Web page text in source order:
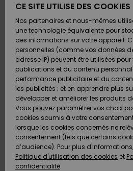
Chaussures
& Tongs
Surf
Snow
Nouveautés
Chaussures
& Tongs
Surf
Snow
Nouveautés
FEMME
A
Découvrir
Snow
SURF
Surf
Shop
Enfant
Highlights
Communauté
SNOW
Snow
Shop
Enfant
Snow
Shop
Femme
A
Découvrir
Communauté
OUTLET
Enfant
Outlet
Femme
AIDE &
CONTACT
Retours
Paiement
Carte
Cadeau
Quiksilver
Freedom
Protection
des
MAGASINS
CE SITE UTILISE DES COOKIES
Nos partenaires et nous-mêmes
une technologie équivalente pour
des informations sur votre appareil.
personnelles (comme vos données
adresse IP) peuvent être utilisées
publications et du contenu
performance publicitaire et du
les publicités ; et en apprendre plus
développer et améliorer les produits
Vous pouvez paramétrer vos choix
cookies soumis à votre
lorsque les cookies concernés ne
consentement (tels que certains
d’audience). Pour plus
Politique d'utilisation des cookies et
confidentialité